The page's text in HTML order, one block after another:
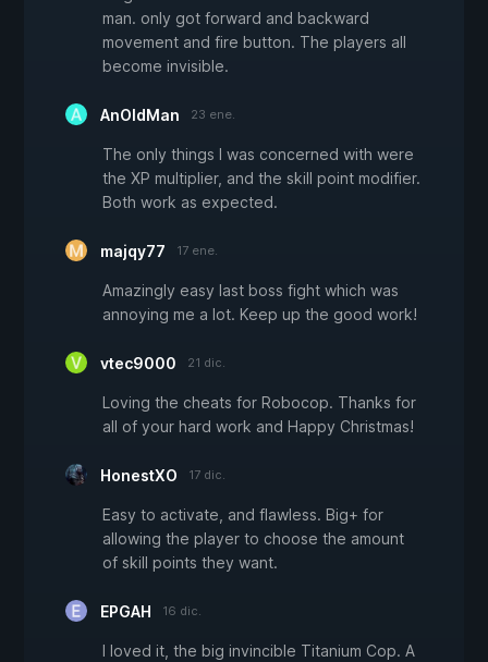
man. only got forward and backward
movement and fire button. The players all
become invisible.
AnOldMan 23 ene.
The only things I was concerned with were
the XP multiplier, and the skill point modifier.
Both work as expected.
majqy77 17 ene.
Amazingly easy last boss fight which was
annoying me a lot. Keep up the good work!
vtec9000 21 dic.
Loving the cheats for Robocop. Thanks for
all of your hard work and Happy Christmas!
HonestXO 17 dic.
Easy to activate, and flawless. Big+ for
allowing the player to choose the amount
of skill points they want.
EPGAH 16 dic.
I loved it, the big invincible Titanium Cop. A